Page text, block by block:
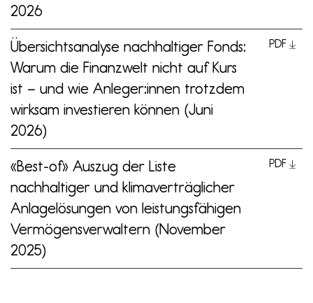
2026
Übersichtsanalyse nachhaltiger Fonds:
Warum die Finanzwelt nicht auf Kurs
ist – und wie Anleger:innen trotzdem
wirksam investieren können (Juni
2026)
PDF
«Best-of» Auszug der Liste
nachhaltiger und klimaverträglicher
Anlagelösungen von leistungsfähigen
Vermögensverwaltern (November
2025)
PDF